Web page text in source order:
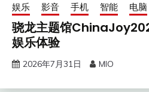
娱乐 影音 手机 智能 电脑
骁龙主题馆
娱乐体验
2026年7月31日 MIO